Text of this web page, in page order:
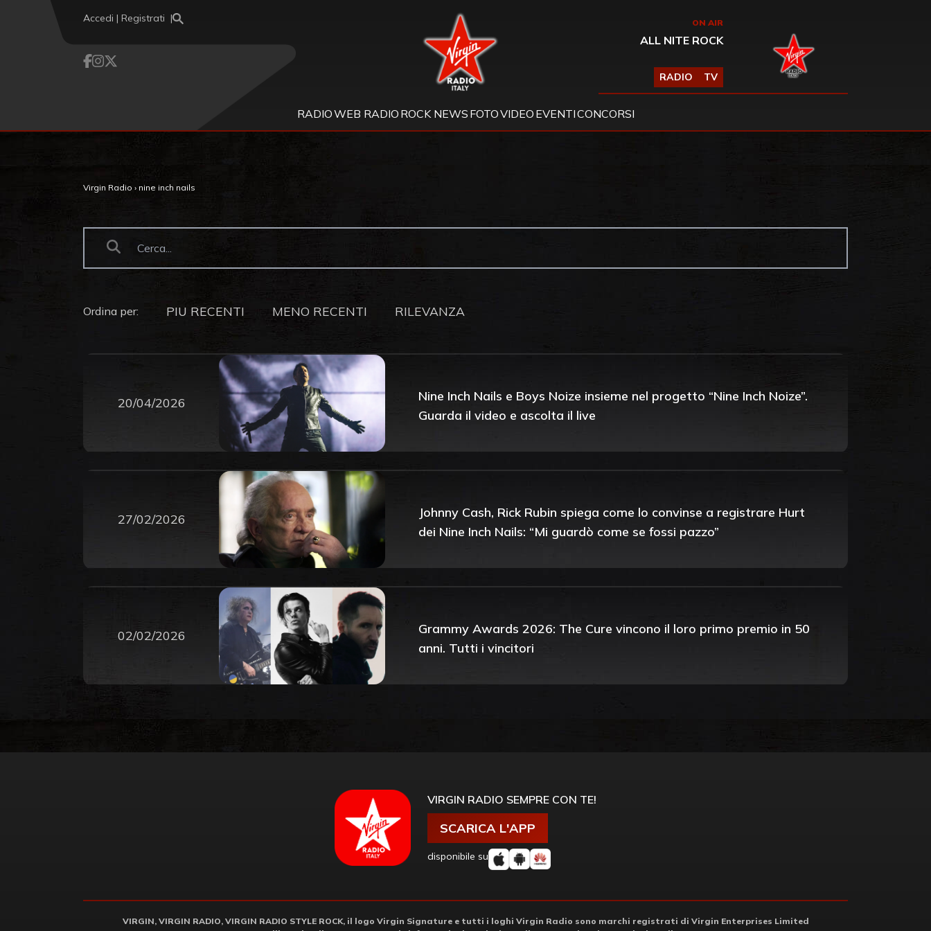
Accedi | Registrati Virgin Radio ON AIR
ALL NITE ROCK
RADIO TV
RADIOWEB RADIO ROCK NEWS FOTOVIDEO EVENTICONCORSI
Virgin Radio › nine inch nails
Ordina per: PIU RECENTI MENO RECENTI RILEVANZA
20/04/2026
Nine Inch Nails e Boys Noize insieme nel progetto “Nine Inch Noize”.
Guarda il video e ascolta il live
27/02/2026
Johnny Cash, Rick Rubin spiega come lo convinse a registrare Hurt
dei Nine Inch Nails: “Mi guardò come se fossi pazzo”
02/02/2026
Grammy Awards 2026: The Cure vincono il loro primo premio in 50
anni. Tutti i vincitori
VIRGIN RADIO SEMPRE CON TE!
SCARICA L'APP
disponibile su
VIRGIN, VIRGIN RADIO, VIRGIN RADIO STYLE ROCK, il logo Virgin Signature e tutti i loghi Virgin Radio sono marchi registrati di Virgin Enterprises Limited